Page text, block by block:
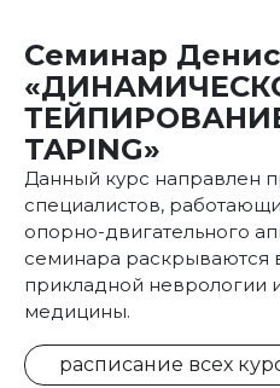
Семинар
ТЕЙПИРОВАНИЕ
TAPING»
Данный курс направлен
специалистов,
опорно-двигательного
семинара раскрываются
прикладной неврологии
медицины.
расписание всех